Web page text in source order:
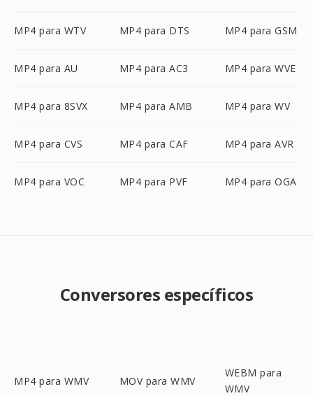
MP4 para WTV MP4 para DTS MP4 para GSM
MP4 para AU MP4 para AC3 MP4 para WVE
MP4 para 8SVX MP4 para AMB MP4 para WV
MP4 para CVS MP4 para CAF MP4 para AVR
MP4 para VOC MP4 para PVF MP4 para OGA
Conversores específicos
MP4 para WMV MOV para WMV
WEBM para
WMV